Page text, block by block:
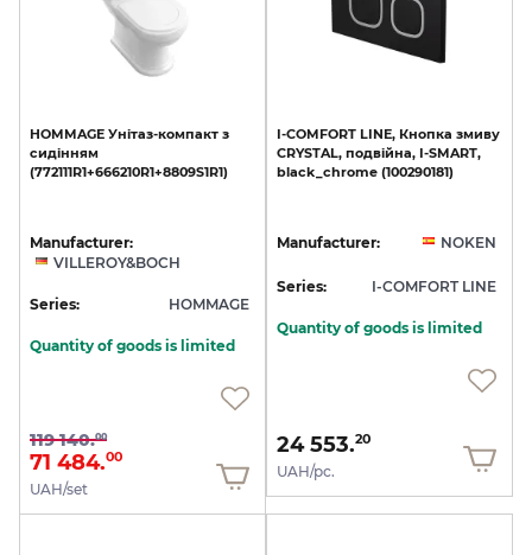
HOMMAGE Унітаз-компакт з
сидінням
(772111R1+666210R1+8809S1R1)
Manufacturer:
VILLEROY&BOCH
Series: HOMMAGE
Quantity of goods is limited
119 140.00
71 484.00
UAH/set
I-COMFORT LINE, Кнопка змиву
CRYSTAL, подвійна, I-SMART,
black_chrome (100290181)
Manufacturer: NOKEN
Series: I-COMFORT LINE
Quantity of goods is limited
24 553.20
UAH/pc.